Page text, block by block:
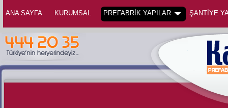
ANA SAYFA KURUMSAL PREFABRİK YAPILAR ŞANTİYE